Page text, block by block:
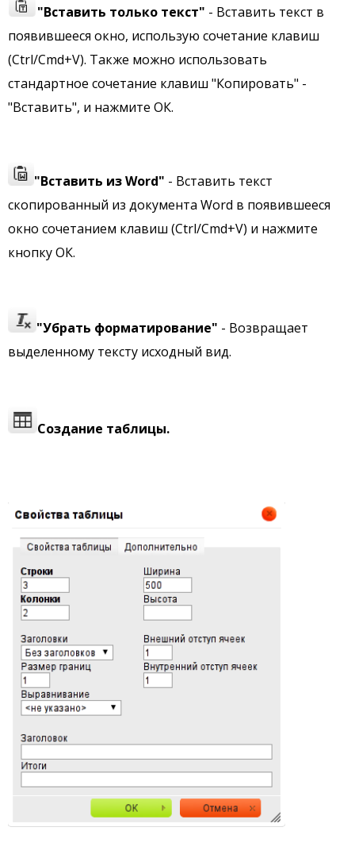
"Вставить только текст" - Вставить текст в
появившееся окно, использую сочетание клавиш
(Ctrl/Cmd+V). Также можно использовать
стандартное сочетание клавиш "Копировать" -
"Вставить", и нажмите ОК.
"Вставить из Word" - Вставить текст
скопированный из документа Word в появившееся
окно сочетанием клавиш (Ctrl/Cmd+V) и нажмите
кнопку ОК.
"Убрать форматирование" - Возвращает
выделенному тексту исходный вид.
Создание таблицы.